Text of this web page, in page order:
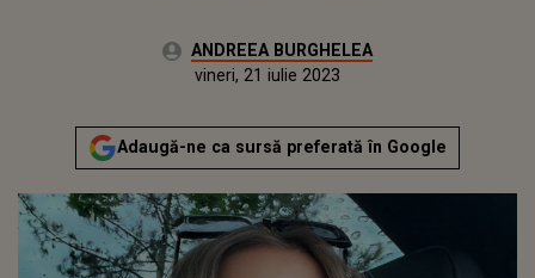
Autor:ANDREEA BURGHELEA
Actualizat:
vineri, 21 iulie 2023
Adaugă-ne ca sursă preferată în Google